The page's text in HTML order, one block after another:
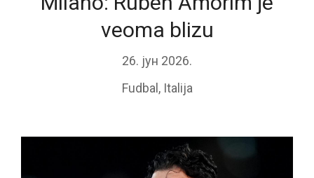
veoma blizu
26. јун 2026.
Fudbal , Italija